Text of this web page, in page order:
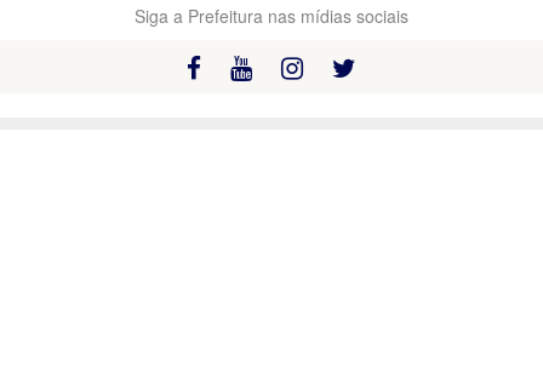
Siga a Prefeitura nas mídias sociais